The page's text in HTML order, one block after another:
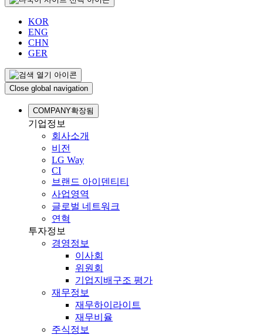
KOR
ENG
CHN
GER
Close global navigation
COMPANY확장됨
기업정보
회사소개
비전
LG Way
CI
브랜드 아이덴티티
사업영역
글로벌 네트워크
연혁
투자정보
경영정보
이사회
위원회
기업지배구조 평가
재무정보
재무하이라이트
재무비율
주식정보